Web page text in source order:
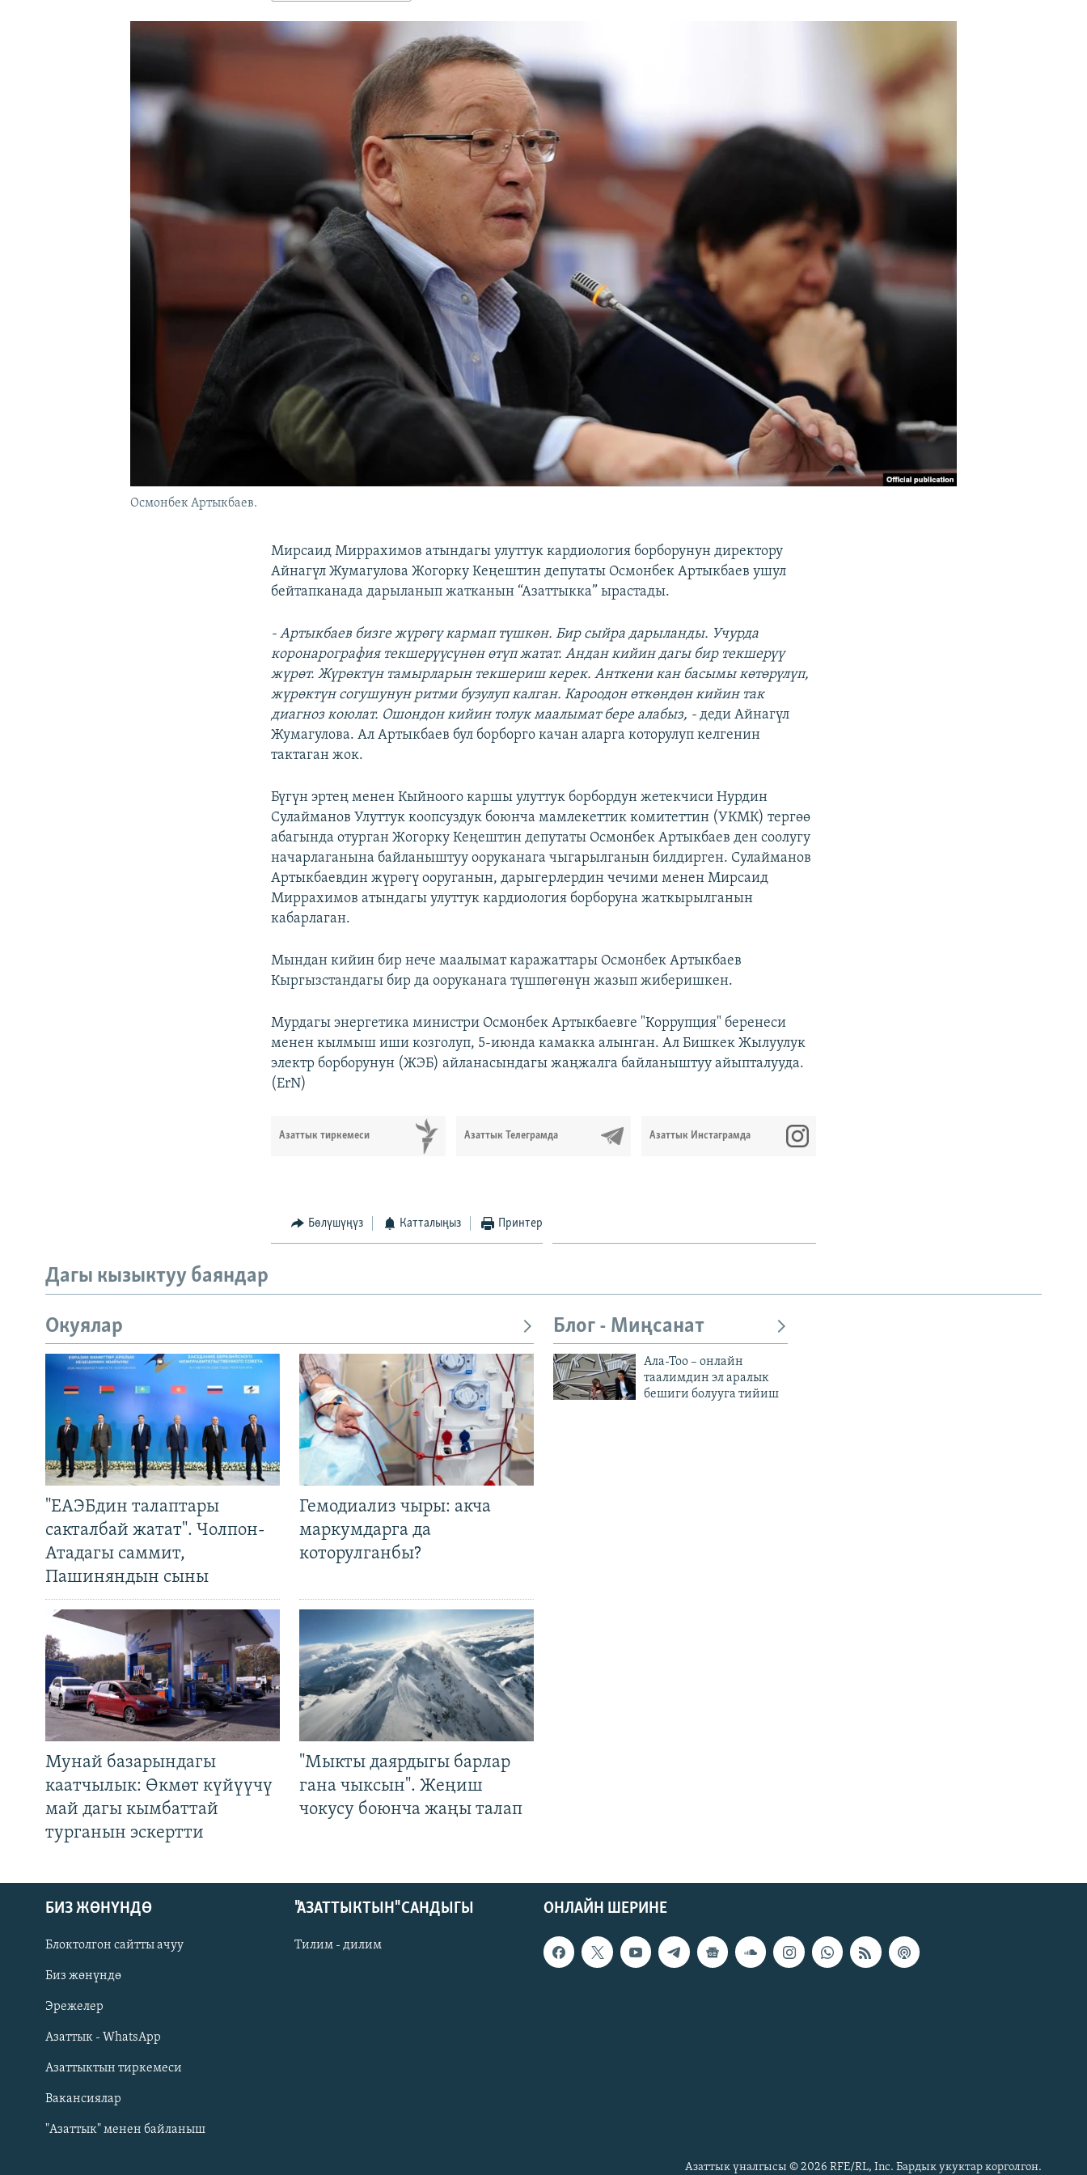
Русский
ОНЛАЙН ШЕРИНЕ
Осмонбек Артыкбаев.
Мирсаид Миррахимов атындагы улуттук кардиология борборунун директору
Айнагүл Жумагулова Жогорку Кеңештин депутаты Осмонбек Артыкбаев ушул
бейтапканада дарыланып жатканын “Азаттыкка” ырастады.
- Артыкбаев бизге жүрөгү кармап түшкөн. Бир сыйра дарыланды. Учурда
коронарография текшерүүсүнөн өтүп жатат.Андан кийин дагы бир текшерүү
жүрөт. Жүрөктүн тамырларын текшериш керек. Анткени кан басымы көтөрүлүп,
жүрөктүн согушунун ритми бузулуп калган. Кароодон өткөндөн кийин так
диагноз коюлат. Ошондон кийин толук маалымат бере алабыз, -деди Айнагүл
Жумагулова. Ал Артыкбаев бул борборго качан аларга которулуп келгенин
тактаган жок.
Бүгүн эртең менен Кыйноого каршы улуттук борбордун жетекчиси Нурдин
Сулайманов Улуттук коопсуздук боюнча мамлекеттик комитеттин (УКМК) тергөө
абагында отурган Жогорку Кеңештин депутаты Осмонбек Артыкбаев ден соолугу
начарлаганына байланыштуу ооруканага чыгарылганын билдирген. Сулайманов
Артыкбаевдин жүрөгү ооруганын, дарыгерлердин чечими менен Мирсаид
Миррахимов атындагы улуттук кардиология борборуна жаткырылганын
кабарлаган.
Мындан кийин бир нече маалымат каражаттары Осмонбек Артыкбаев
Кыргызстандагы бир да ооруканага түшпөгөнүн жазып жиберишкен.
Мурдагы энергетика министри Осмонбек Артыкбаевге "Коррупция" беренеси
менен кылмыш иши козголуп, 5-июнда камакка алынган. Ал Бишкек Жылуулук
электр борборунун (ЖЭБ) айланасындагы жаңжалга байланыштуу айыпталууда.
(ErN)
Азаттык тиркемеси Азаттык Телеграмда Азаттык Инстаграмда
Бөлүшүңүз Катталыңыз Принтер
Дагы кызыктуу баяндар
Окуялар
"ЕАЭБдин талаптары
сакталбай жатат". Чолпон-
Атадагы саммит,
Пашиняндын сыны
Гемодиализ чыры: акча
маркумдарга да
которулганбы?
Мунай базарындагы
каатчылык: Өкмөт күйүүчү
май дагы кымбаттай
турганын эскертти
"Мыкты даярдыгы барлар
гана чыксын". Жеңиш
чокусу боюнча жаңы талап
Блог - Миңсанат
Ала-Тоо – онлайн
таалимдин эл аралык
бешиги болууга тийиш
ОНЛАЙН ШЕРИНЕ
БИЗ ЖӨНҮНДӨ
Блоктолгон сайтты ачуу
Биз жөнүндө
Эрежелер
Азаттык - WhatsApp
Азаттыктын тиркемеси
Вакансиялар
"Азаттык" менен байланыш
"АЗАТТЫКТЫН" САНДЫГЫ
Тилим - дилим
Азаттык үналгысы © 2026 RFE/RL, Inc. Бардык укуктар корголгон.